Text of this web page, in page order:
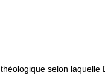
théologique selon laquelle